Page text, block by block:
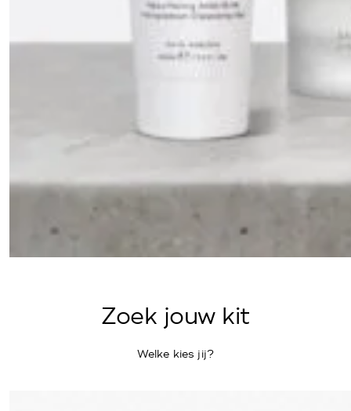
Zoek jouw kit
Welke kies jij?